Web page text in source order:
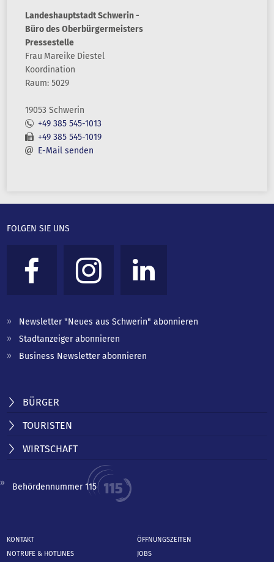
Landeshauptstadt Schwerin -
Büro des Oberbürgermeisters
Pressestelle
Frau Mareike Diestel
Koordination
Raum: 5029
19053 Schwerin
+49 385 545-1013
+49 385 545-1019
E-Mail senden
FOLGEN SIE UNS
Newsletter "Neues aus Schwerin" abonnieren
Stadtanzeiger abonnieren
Business Newsletter abonnieren
BÜRGER
TOURISTEN
WIRTSCHAFT
Behördennummer 115
KONTAKT
ÖFFNUNGSZEITEN
NOTRUFE & HOTLINES
JOBS